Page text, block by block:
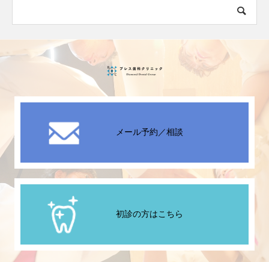
メール予約／相談
初診の方はこちら